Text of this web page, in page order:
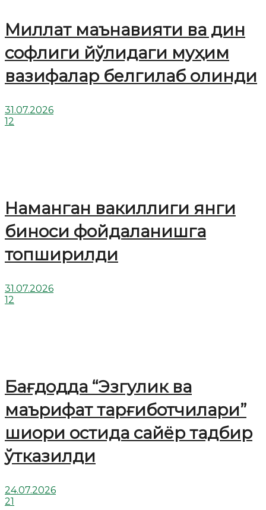
Миллат маънавияти ва дин
софлиги йўлидаги муҳим
вазифалар белгилаб олинди
31.07.2026
12
Наманган вакиллиги янги
биноси фойдаланишга
топширилди
31.07.2026
12
Бағдодда “Эзгулик ва
маърифат тарғиботчилари”
шиори остида сайёр тадбир
ўтказилди
24.07.2026
21